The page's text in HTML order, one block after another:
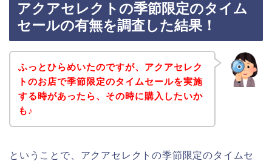
アクアセレクトの季節限定のタイム
セールの有無を調査した結果！
ふっとひらめいたのですが、アクアセレク
トのお店で季節限定のタイムセールを実施
する時があったら、その時に購入したいか
も♪
ということで、アクアセレクトの季節限定のタイムセ